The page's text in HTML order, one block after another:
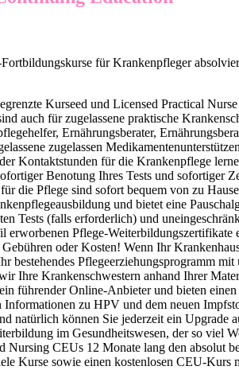
für Krankenpfleger
Kurseed und Licensed Practical
auch für zugelassene praktische
Ernährungsberater,
zugelassen
Kontaktstunden für die Krankenpflege
Benotung Ihres Tests und sofortiger
die Pflege sind sofort bequem von zu
und bietet eine
Tests (falls erforderlich) und
Pflege-Weiterbildungszertifikate
oder Kosten! Wenn Ihr
Pflegeerziehungsprogramm
Ihre Krankenschwestern anhand Ihrer
führender Online-Anbieter und bieten
zu HPV und dem neuen
natürlich können Sie jederzeit ein
im Gesundheitswesen, der so viel
CEUs 12 Monate lang den absolut
Kurse sowie einen kostenlosen CEU-